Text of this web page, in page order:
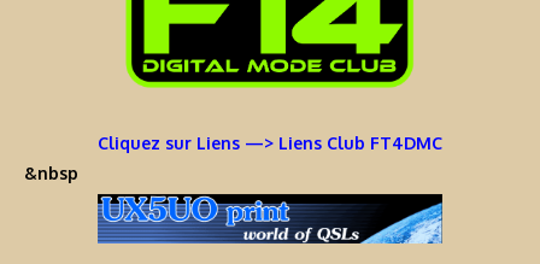
Cliquez sur Liens —> Liens Club FT4DMC
&nbsp